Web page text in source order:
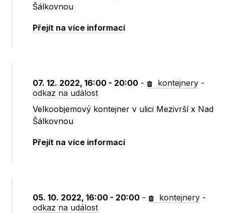
Šálkovnou
Přejít na více informací
07. 12. 2022, 16:00 - 20:00 - kontejnery -
odkaz na událost
Velkoobjemový kontejner v ulici Mezivrší x Nad
Šálkovnou
Přejít na více informací
05. 10. 2022, 16:00 - 20:00 - kontejnery -
odkaz na událost